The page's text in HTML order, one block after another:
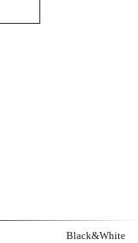
Black&White